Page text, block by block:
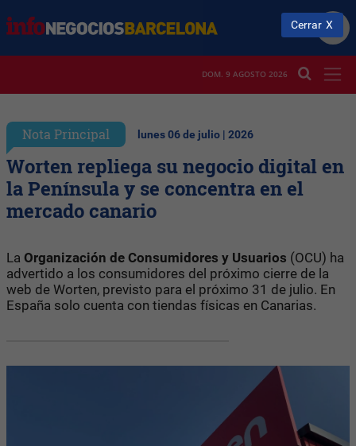
DOM. 9 AGOSTO 2026
Nota Principal lunes 06 de julio | 2026
Worten repliega su negocio digital en
la Península y se concentra en el
mercado canario
La Organización de Consumidores y Usuarios (OCU) ha
advertido a los consumidores del próximo cierre de la
web de Worten, previsto para el próximo 31 de julio. En
España solo cuenta con tiendas físicas en Canarias.
Cerrar